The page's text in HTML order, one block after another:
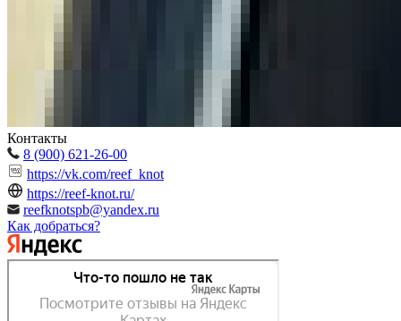
Контакты
8 (900) 621-26-00
https://vk.com/reef_knot
https://reef-knot.ru/
reefknotspb@yandex.ru
Как добраться?